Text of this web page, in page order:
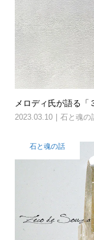
メロディ氏が語る「
2023.03.10 石と魂の
石と魂の話